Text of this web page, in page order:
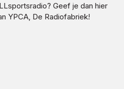
? Geef je dan hier
YPCA, De Radiofabriek!